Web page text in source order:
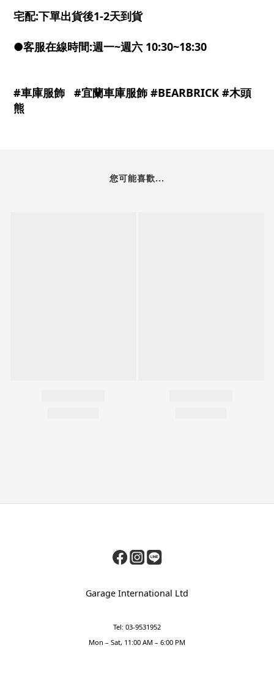
宅配:下單出貨後1-2天到貨
●客服在線時間:週一~週六 10:30~18:30
#車庫服飾 #宜蘭車庫服飾 #BEARBRICK #木頭
熊
您可能喜歡...
Garage International Ltd
Tel: 03-9531952
Mon – Sat, 11:00 AM – 6:00 PM